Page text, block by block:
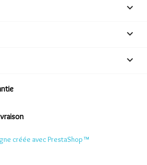



créée avec PrestaShop™